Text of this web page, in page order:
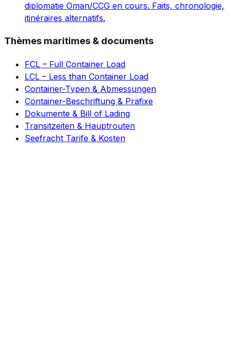
diplomatie Oman/CCG en cours. Faits, chronologie,
itinéraires alternatifs.
Thèmes maritimes & documents
FCL – Full Container Load
LCL – Less than Container Load
Container-Typen & Abmessungen
Container-Beschriftung & Präfixe
Dokumente & Bill of Lading
Transitzeiten & Hauptrouten
Seefracht Tarife & Kosten